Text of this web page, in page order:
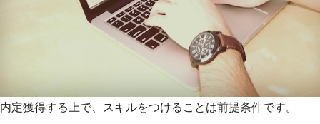
内定獲得する上で、スキルをつけることは前提条件です。